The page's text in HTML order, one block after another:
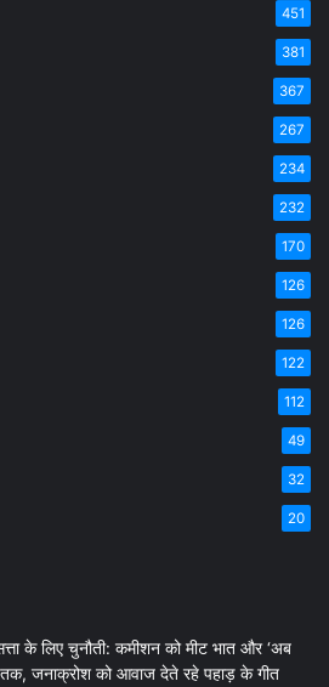
451
381
367
267
234
232
170
126
126
122
112
49
32
20
के लिए चुनौती: कमीशन को मीट भात और ‘अब
जनाक्रोश को आवाज देते रहे पहाड़ के गीत